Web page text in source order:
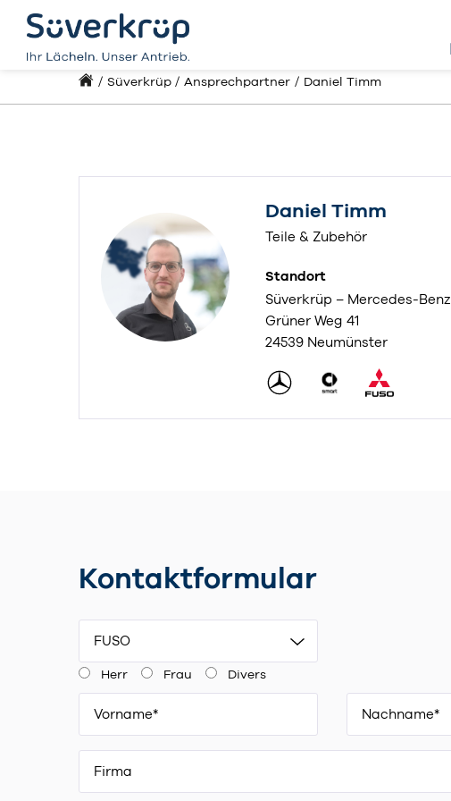
Süverkrüp Ansprechpartner Daniel Timm
Daniel Timm
Teile & Zubehör
Standort
Süverkrüp – Mercedes-
Grüner Weg 41
24539 Neumünster
Kontaktformular
FUSO
Herr Frau Divers